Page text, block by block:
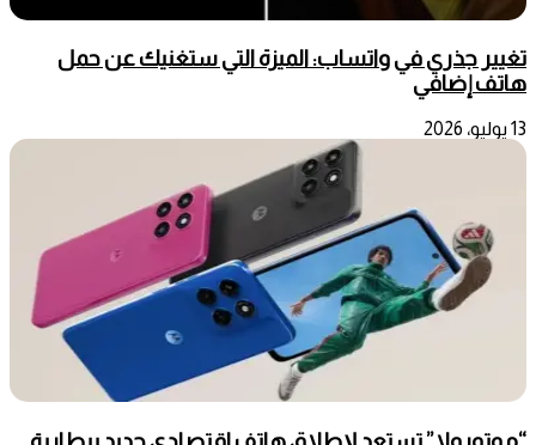
تغيير جذري في واتساب: الميزة التي ستغنيك عن حمل
هاتف إضافي
13 يوليو، 2026